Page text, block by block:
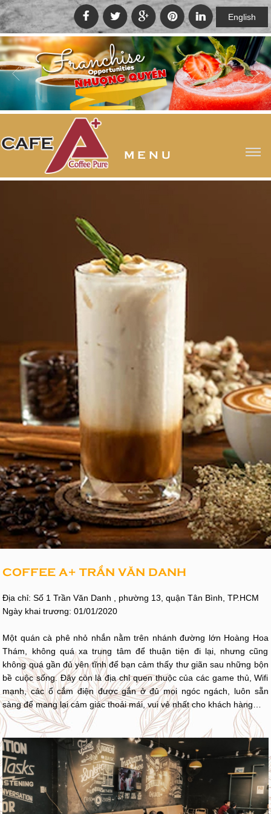
English
M E N U
COFFEE A+ TRẦN VĂN DANH
Địa chỉ: Số 1 Trần Văn Danh , phường 13, quận Tân Bình, TP.HCM
Ngày khai trương: 01/01/2020
Một quán cà phê nhỏ nhắn nằm trên nhánh đường lớn Hoàng Hoa
Thám, không quá xa trung tâm để thuận tiện đi lại, nhưng cũng
không quá gần đủ yên tĩnh để bạn cảm thấy thư giãn sau những bộn
bề cuộc sống. Đây còn là địa chỉ quen thuộc của các game thủ, Wifi
mạnh, các ổ cắm điện được gắn ở đủ mọi ngóc ngách, luôn sẵn
sàng để mang lại cảm giác thoải mái, vui vẻ nhất cho khách hàng…